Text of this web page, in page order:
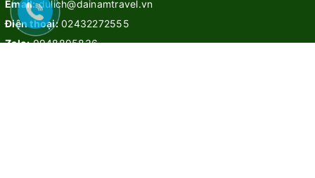
Email: dulich@dainamtravel.vn
Điện thoại: 02432272555
Zalo: 0948895836